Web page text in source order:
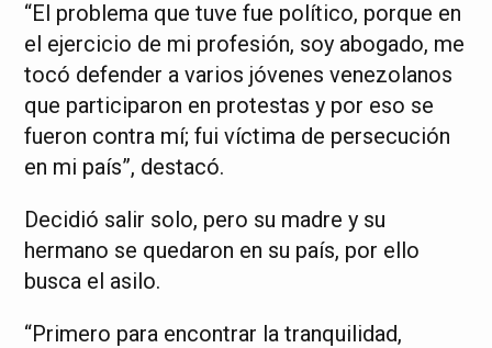
“El problema que tuve fue político, porque en
el ejercicio de mi profesión, soy abogado, me
tocó defender a varios jóvenes venezolanos
que participaron en protestas y por eso se
fueron contra mí; fui víctima de persecución
en mi país”, destacó.
Decidió salir solo, pero su madre y su
hermano se quedaron en su país, por ello
busca el asilo.
“Primero para encontrar la tranquilidad,